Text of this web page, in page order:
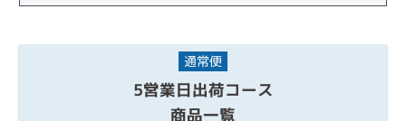
通常便
5営業日出荷コース
商品一覧